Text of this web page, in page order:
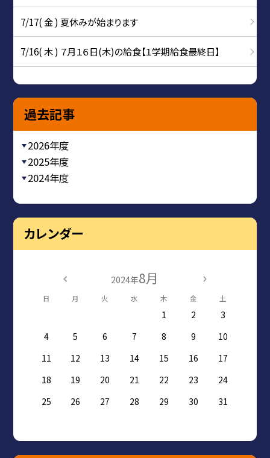
7/17( 金 ) 夏休みが始まります
7/16( 木 ) ７月１６日(木)の給食【１学期給食最終日】
過去記事
2026年度
2025年度
2024年度
カレンダー
2024年8月
日 月 火 水 木 金 土
1 2
3
4
5 6 7 8 9
10
11
12 13 14 15 16
17
18
19 20 21 22 23
24
25
26 27 28 29 30 31